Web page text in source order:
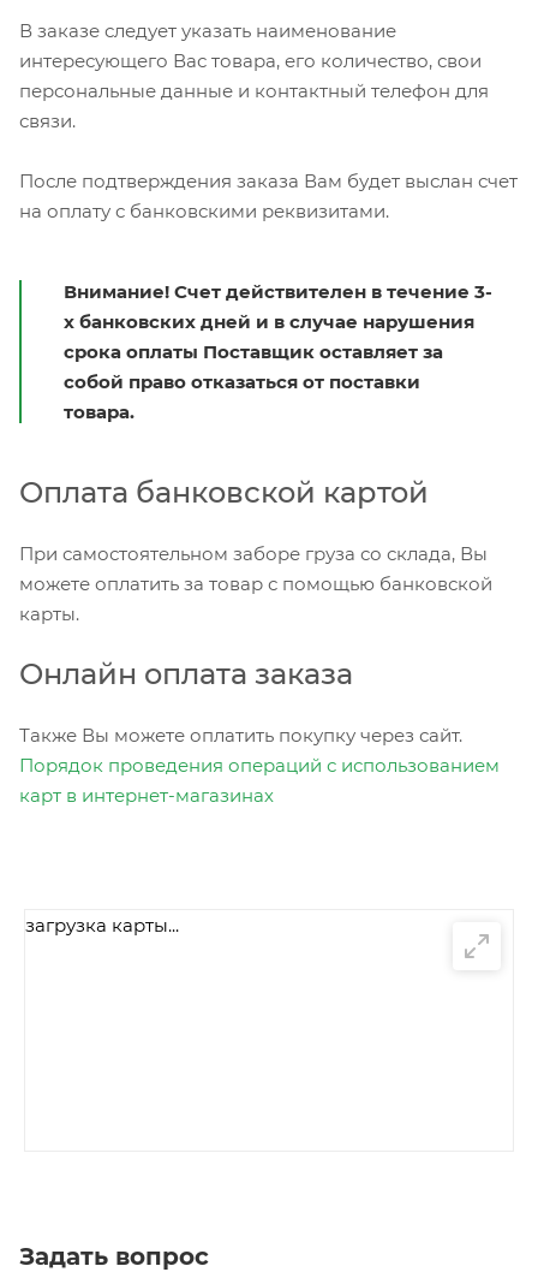
В заказе следует указать наименование
интересующего Вас товара, его количество, свои
персональные данные и контактный телефон для
связи.
После подтверждения заказа Вам будет выслан счет
на оплату с банковскими реквизитами.
Внимание! Счет действителен в течение 3-
х банковских дней и в случае нарушения
срока оплаты Поставщик оставляет за
собой право отказаться от поставки
товара.
Оплата банковской картой
При самостоятельном заборе груза со склада, Вы
можете оплатить за товар с помощью банковской
карты.
Онлайн оплата заказа
Также Вы можете оплатить покупку через сайт.
Порядок проведения операций с использованием
карт в интернет-магазинах
загрузка карты...
Задать вопрос